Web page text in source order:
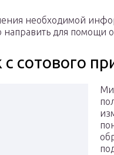
необходимой
направить для помощи
с сотового